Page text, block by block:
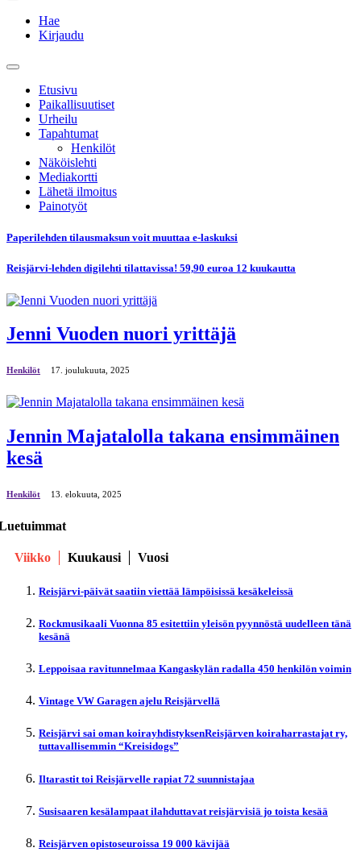
Hae
Kirjaudu
Etusivu
Paikallisuutiset
Urheilu
Tapahtumat
Henkilöt
Näköislehti
Mediakortti
Lähetä ilmoitus
Painotyöt
Paperilehden tilausmaksun voit muuttaa e-laskuksi
Reisjärvi-lehden digilehti tilattavissa! 59,90 euroa 12 kuukautta
Jenni Vuoden nuori yrittäjä
Henkilöt 17. јoulukuuta, 2025
Jennin Majatalolla takana ensimmäinen
kesä
Henkilöt 13. elokuuta, 2025
Viikko Kuukausi Vuosi
Reisjärvi-päivät saatiin viettää lämpöisissä kesäkeleissä
Rockmusikaali Vuonna 85 esitettiin yleisön pyynnöstä uudelleen tänä
kesänä
Leppoisaa ravitunnelmaa Kangaskylän radalla 450 henkilön voimin
Vintage VW Garagen ajelu Reisjärvellä
Reisjärvi sai oman koirayhdistyksenReisjärven koiraharrastajat ry,
tuttavallisemmin “Kreisidogs”
Iltarastit toi Reisjärvelle rapiat 72 suunnistajaa
Susisaaren kesälampaat ilahduttavat reisjärvisiä jo toista kesää
Reisjärven opistoseuroissa 19 000 kävijää